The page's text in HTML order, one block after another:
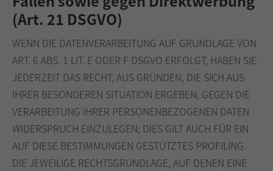
(Art. 21 DSGVO)
WENN DIE DATENVERARBEITUNG AUF GRUNDLAGE VON
ART. 6 ABS. 1 LIT. E ODER F DSGVO ERFOLGT, HABEN SIE
JEDERZEIT DAS RECHT, AUS GRÜNDEN, DIE SICH AUS
IHRER BESONDEREN SITUATION ERGEBEN, GEGEN DIE
VERARBEITUNG IHRER PERSONENBEZOGENEN DATEN
WIDERSPRUCH EINZULEGEN; DIES GILT AUCH FÜR EIN
AUF DIESE BESTIMMUNGEN GESTÜTZTES PROFILING.
DIE JEWEILIGE RECHTSGRUNDLAGE, AUF DENEN EINE